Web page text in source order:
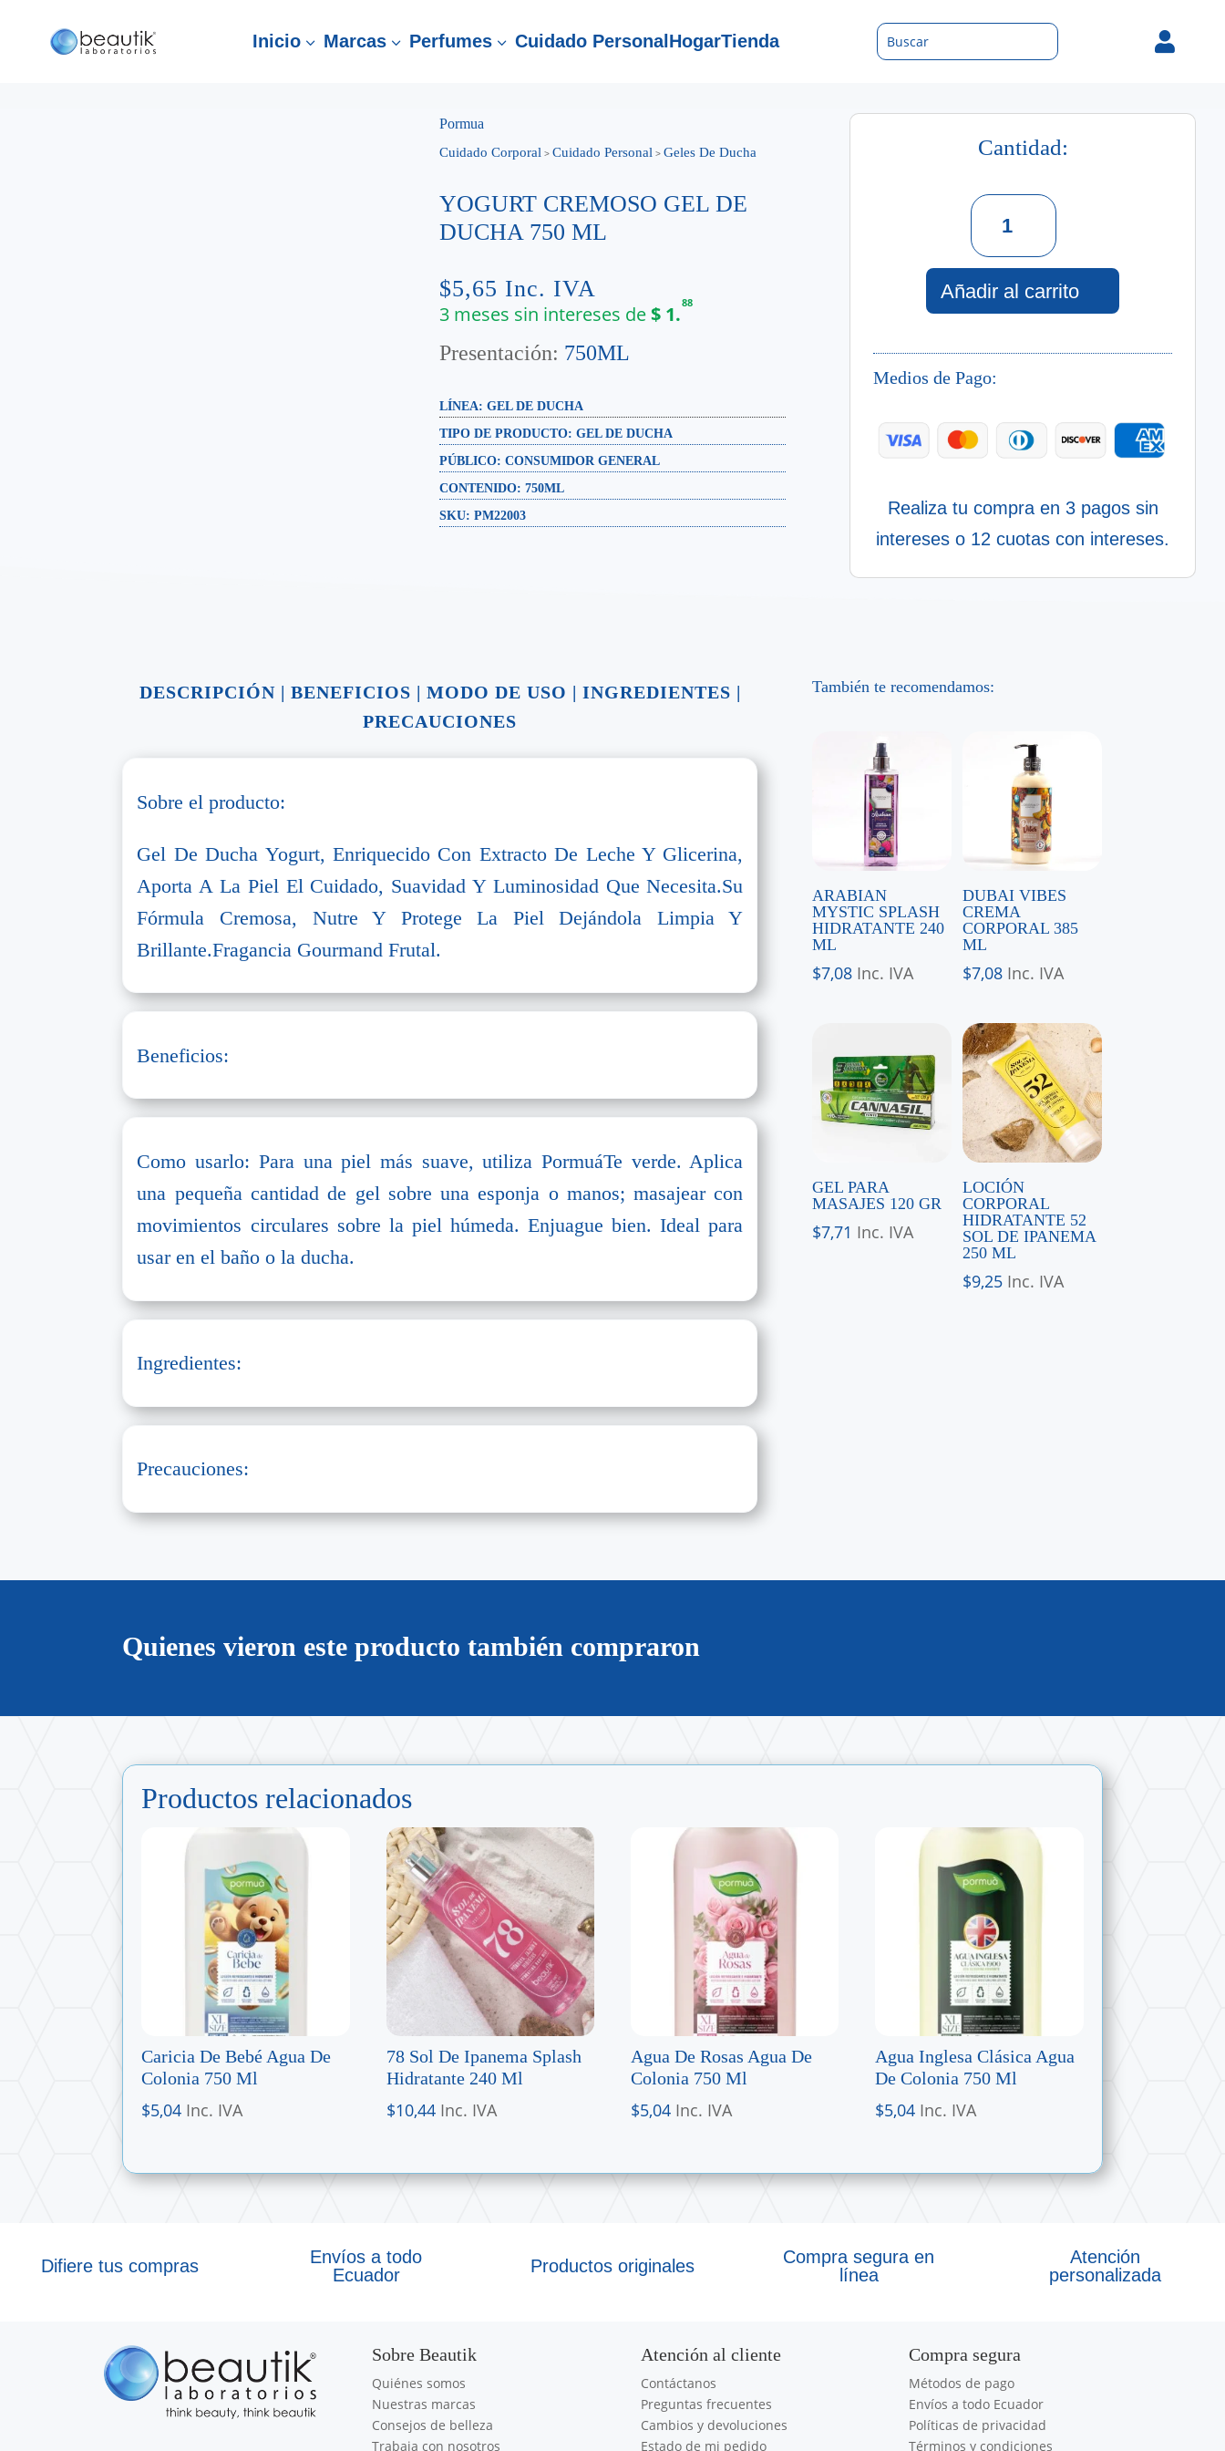
Inicio 3 Marcas 3 Perfumes 3 Cuidado Personal HogarTienda 
Pormua
Cuidado Corporal >Cuidado Personal >Geles De Ducha
YOGURT CREMOSO GEL DE
DUCHA 750 ML
$5,65 Inc. IVA
3 meses sin intereses de$ 1.88
Presentación: 750ML
LÍNEA: GEL DE DUCHA
TIPO DE PRODUCTO:GEL DE DUCHA
PÚBLICO:CONSUMIDOR GENERAL
CONTENIDO:750ML
SKU: PM22003
Cantidad:
Yogurt
Cremoso
Gel
De
Ducha
cantidad
Añadir al carrito
Medios de Pago:
Realiza tu compra en 3 pagos sin
intereses o 12 cuotas con intereses.
DESCRIPCIÓN| BENEFICIOS | MODO DE USO | INGREDIENTES |
PRECAUCIONES
Sobre el producto:
Gel De Ducha Yogurt, Enriquecido Con Extracto De Leche Y Glicerina,
Aporta A La Piel El Cuidado, Suavidad Y Luminosidad Que Necesita.Su
Fórmula Cremosa, Nutre Y Protege La Piel Dejándola Limpia Y
Brillante.Fragancia Gourmand Frutal.
Beneficios:
Como usarlo: Para una piel más suave, utiliza PormuáTe verde. Aplica
una pequeña cantidad de gel sobre una esponja o manos; masajear con
movimientos circulares sobre la piel húmeda. Enjuague bien. Ideal para
usar en el baño o la ducha.
Ingredientes:
Precauciones:
También te recomendamos:
ARABIAN
MYSTIC SPLASH
HIDRATANTE 240
ML
$7,08 Inc. IVA
DUBAI VIBES
CREMA
CORPORAL 385
ML
$7,08 Inc. IVA
GEL PARA
MASAJES 120 GR
$7,71 Inc. IVA
LOCIÓN
CORPORAL
HIDRATANTE 52
SOL DE IPANEMA
250 ML
$9,25 Inc. IVA
Quienes vieron este producto también compraron
Productos relacionados
Caricia De Bebé Agua De
Colonia 750 Ml
$5,04 Inc. IVA
78 Sol De Ipanema Splash
Hidratante 240 Ml
$10,44 Inc. IVA
Agua De Rosas Agua De
Colonia 750 Ml
$5,04 Inc. IVA
Agua Inglesa Clásica Agua
De Colonia 750 Ml
$5,04 Inc. IVA
Difiere tus compras
Envíos a todo
Ecuador
Productos originales
Compra segura en
línea
Atención
personalizada
Sobre Beautik
Quiénes somos
Nuestras marcas
Consejos de belleza
Trabaja con nosotros
Atención al cliente
Contáctanos
Preguntas frecuentes
Cambios y devoluciones
Estado de mi pedido
Compra segura
Métodos de pago
Envíos a todo Ecuador
Políticas de privacidad
Términos y condiciones